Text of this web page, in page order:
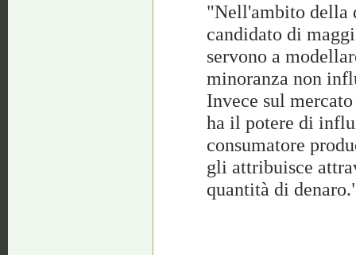
"Nell'ambito della
candidato di
servono a
minoranza non
Invece sul
ha il potere di
consumatore
gli attribuisce
quantità di